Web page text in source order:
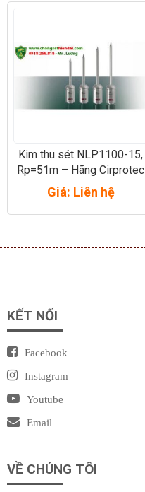
Kim thu sét NLP1100-15,
Rp=51m – Hãng Cirprotec
– Tây Ban Nha
Giá: Liên hệ
KẾT NỐI
Facebook
Instagram
Youtube
Email
VỀ CHÚNG TÔI